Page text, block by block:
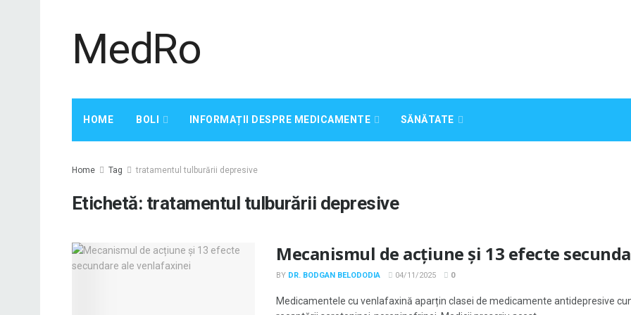
MedRo
HOME BOLI INFORMAȚII DESPRE MEDICAMENTE SĂNĂTATE
Home Tag tratamentul tulburării depresive
Etichetă: tratamentul tulburării depresive
Mecanismul de acțiune și 13 efecte
BY DR. BODGAN BELODODIA 04/11/2025 0
Medicamentele cu venlafaxină aparțin clasei de medicamente antidepresive